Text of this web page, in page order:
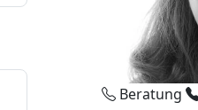
Beratung